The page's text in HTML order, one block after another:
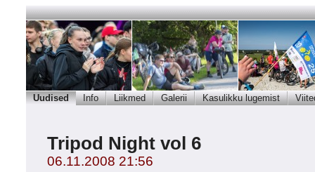
Uudised Info Liikmed Galerii Kasulikku lugemist
Tripod Night vol 6
06.11.2008 21:56